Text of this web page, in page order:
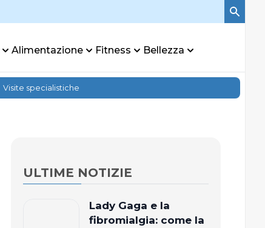
Alimentazione Fitness Bellezza
Visite specialistiche
ULTIME NOTIZIE
Lady Gaga e la
fibromialgia: come la